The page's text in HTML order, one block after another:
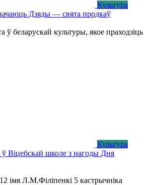
Культура
Дзяды — свята продкаў
беларускай культуры, якое праходзіць
Культура
ў Віцебскай школе з нагоды Дня
імя Л.М.Філіпенкі 5 кастрычніка